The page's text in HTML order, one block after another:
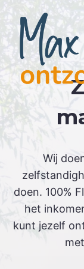
Skip
content
Wij
doen. 100%
het
kunt jezelf